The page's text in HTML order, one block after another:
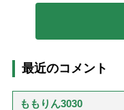
最近のコメント
ももりん3030